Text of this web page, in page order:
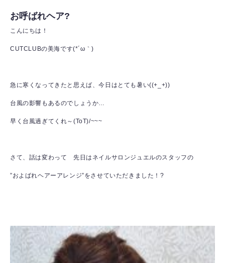
お呼ばれヘア?
こんにちは！
CUTCLUBの美海です(*´ω｀)
急に寒くなってきたと思えば、今日はとても暑い((+_+))
台風の影響もあるのでしょうか…
早く台風過ぎてくれ～(ToT)/~~~
さて、話は変わって 先日はネイルサロンジュエルのスタッフの
”およばれヘアーアレンジ”をさせていただきました！?